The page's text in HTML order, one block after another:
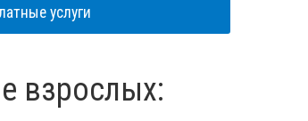
услуги
взрослых: